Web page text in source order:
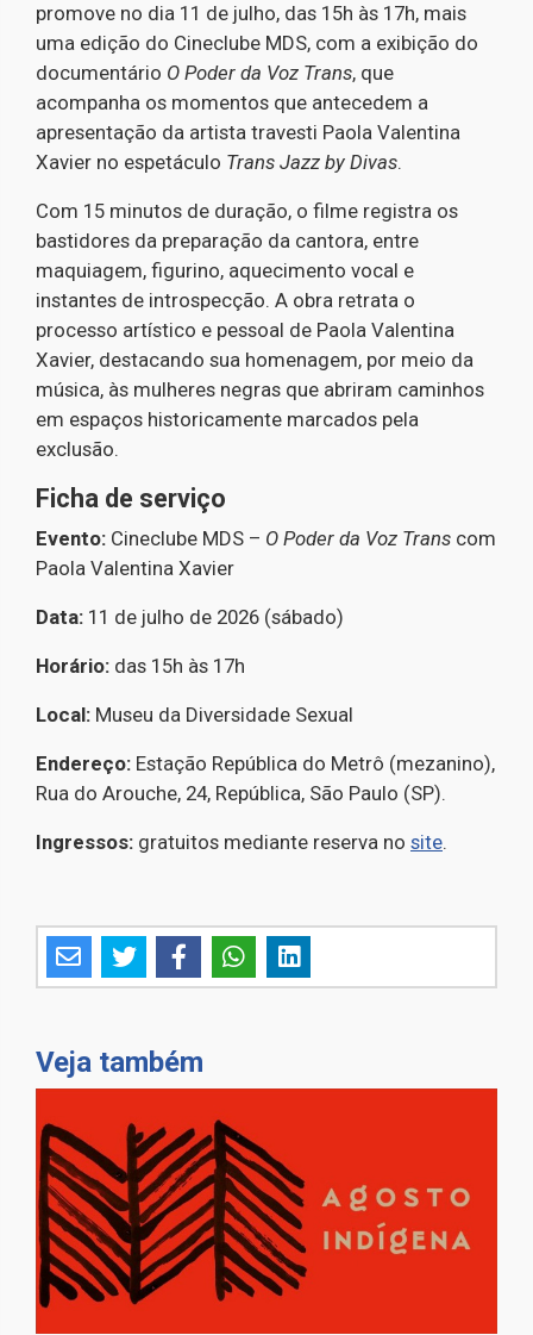
promove no dia 11 de julho, das 15h às 17h, mais
uma edição do Cineclube MDS, com a exibição do
documentário O Poder da Voz Trans, que
acompanha os momentos que antecedem a
apresentação da artista travesti Paola Valentina
Xavier no espetáculo Trans Jazz by Divas.
Com 15 minutos de duração, o filme registra os
bastidores da preparação da cantora, entre
maquiagem, figurino, aquecimento vocal e
instantes de introspecção. A obra retrata o
processo artístico e pessoal de Paola Valentina
Xavier, destacando sua homenagem, por meio da
música, às mulheres negras que abriram caminhos
em espaços historicamente marcados pela
exclusão.
Ficha de serviço
Evento: Cineclube MDS – O Poder da Voz Trans com
Paola Valentina Xavier
Data: 11 de julho de 2026 (sábado)
Horário: das 15h às 17h
Local: Museu da Diversidade Sexual
Endereço: Estação República do Metrô (mezanino),
Rua do Arouche, 24, República, São Paulo (SP).
Ingressos: gratuitos mediante reserva no site.
Veja também